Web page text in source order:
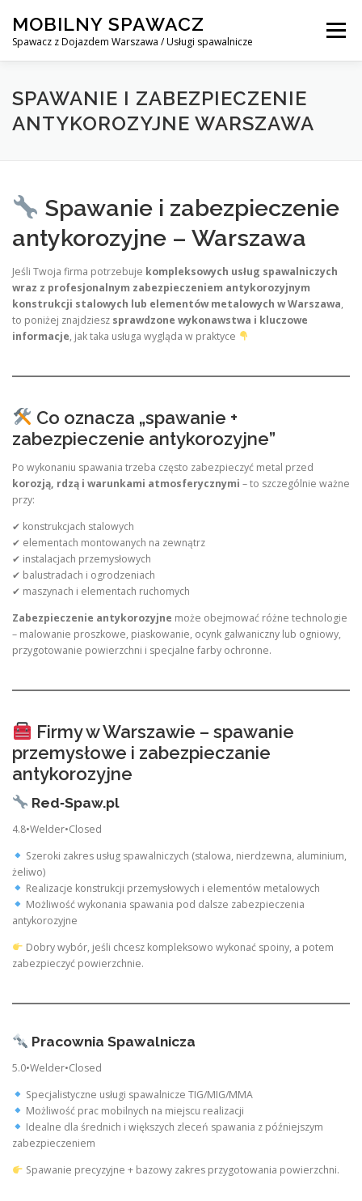
content
MOBILNY SPAWACZ
Spawacz z Dojazdem Warszawa / Usługi spawalnicze
Menu
MOBILNY SPAWACZ WARSZAWA BLOG O NAS
SPAWANIE I ZABEZPIECZENIE
ANTYKOROZYJNE WARSZAWA
Spawanie i zabezpieczenie
antykorozyjne – Warszawa
Jeśli Twoja firma potrzebuje kompleksowych usług spawalniczych
wraz z profesjonalnym zabezpieczeniem antykorozyjnym
konstrukcji stalowych lub elementów metalowych w Warszawa,
to poniżej znajdziesz sprawdzone wykonawstwa i kluczowe
informacje, jak taka usługa wygląda w praktyce
Co oznacza „spawanie +
zabezpieczenie antykorozyjne”
Po wykonaniu spawania trzeba często zabezpieczyć metal przed
korozją, rdzą i warunkami atmosferycznymi – to szczególnie ważne
przy:
✔ konstrukcjach stalowych
✔ elementach montowanych na zewnątrz
✔ instalacjach przemysłowych
✔ balustradach i ogrodzeniach
✔ maszynach i elementach ruchomych
Zabezpieczenie antykorozyjne może obejmować różne technologie
– malowanie proszkowe, piaskowanie, ocynk galwaniczny lub ogniowy,
przygotowanie powierzchni i specjalne farby ochronne.
Firmy w Warszawie – spawanie
przemysłowe i zabezpieczanie
antykorozyjne
Red‑Spaw.pl
4.8•Welder•Closed
Szeroki zakres usług spawalniczych (stalowa, nierdzewna, aluminium,
żeliwo)
Realizacje konstrukcji przemysłowych i elementów metalowych
Możliwość wykonania spawania pod dalsze zabezpieczenia
antykorozyjne
Dobry wybór, jeśli chcesz kompleksowo wykonać spoiny, a potem
zabezpieczyć powierzchnie.
Pracownia Spawalnicza
5.0•Welder•Closed
Specjalistyczne usługi spawalnicze TIG/MIG/MMA
Możliwość prac mobilnych na miejscu realizacji
Idealne dla średnich i większych zleceń spawania z późniejszym
zabezpieczeniem
Spawanie precyzyjne + bazowy zakres przygotowania powierzchni.